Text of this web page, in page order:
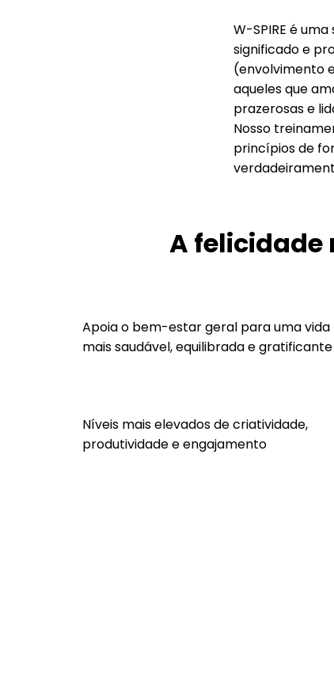
W-SPIRE é
significado e
(envolvimento
aqueles que
prazerosas e
Nosso
princípios de
A felicidade
Apoia o bem-estar geral para uma vida
mais saudável, equilibrada e gratificante
Níveis mais elevados de criatividade,
produtividade e engajamento